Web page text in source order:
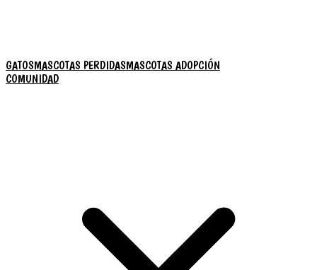
GATOSMASCOTAS PERDIDASMASCOTAS ADOPCIÓN
COMUNIDAD